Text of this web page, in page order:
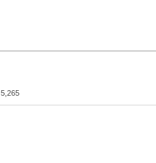
5,265